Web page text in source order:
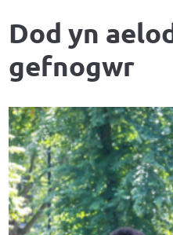
Dod yn
gefnogwr